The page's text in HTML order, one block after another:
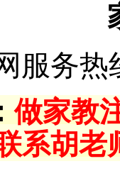
服务热
做家教
系胡老